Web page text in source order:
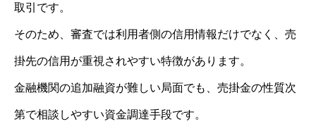
取引です。
そのため、審査では利用者側の信用情報だけでなく、売
掛先の信用が重視されやすい特徴があります。
金融機関の追加融資が難しい局面でも、売掛金の性質次
第で相談しやすい資金調達手段です。